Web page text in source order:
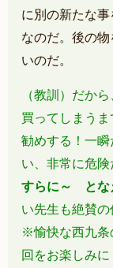
に別の新たな
なのだ。後の
いのだ。
（教訓）だか
買ってしまう
勧めする！一
い、非常に危険
すらに～ とな
い先生も絶賛の
※愉快な西九
回をお楽しみに